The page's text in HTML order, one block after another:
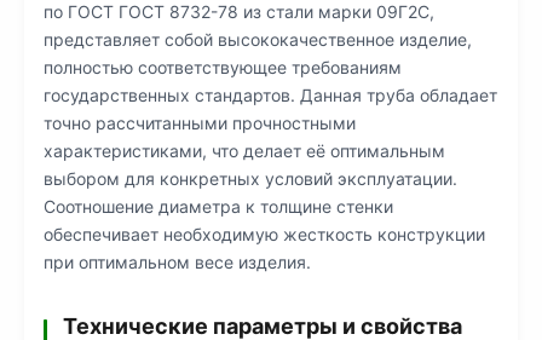
по ГОСТ ГОСТ 8732-78 из стали марки 09Г2С,
представляет собой высококачественное изделие,
полностью соответствующее требованиям
государственных стандартов. Данная труба обладает
точно рассчитанными прочностными
характеристиками, что делает её оптимальным
выбором для конкретных условий эксплуатации.
Соотношение диаметра к толщине стенки
обеспечивает необходимую жесткость конструкции
при оптимальном весе изделия.
Технические параметры и свойства